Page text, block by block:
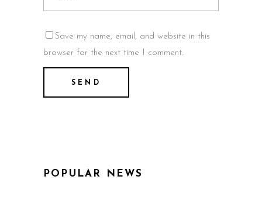
Save my name, email, and website in this
browser for the next time I comment.
POPULAR NEWS